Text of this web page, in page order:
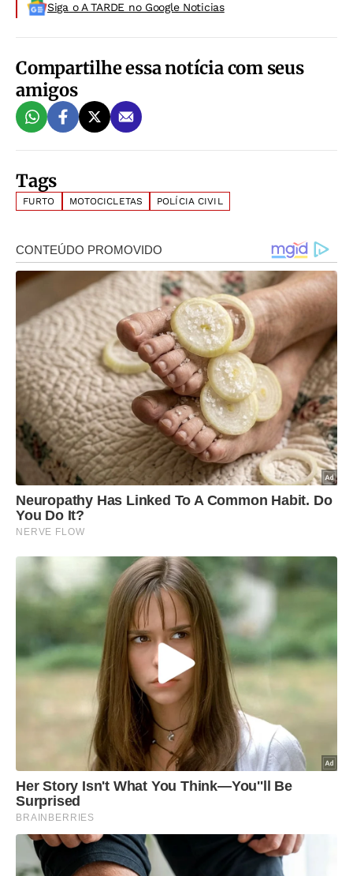
Siga o A TARDE no Google Noticias
Compartilhe essa notícia com seus
amigos
Tags
FURTO MOTOCICLETAS POLÍCIA CIVIL